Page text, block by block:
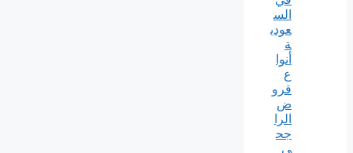
الس
عودي
ة
أنوا
ع
قرو
ض
الرا
جح
ي